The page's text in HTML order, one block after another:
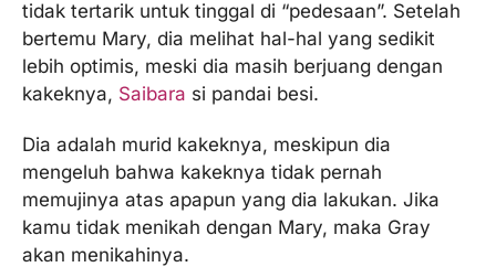
tidak tertarik untuk tinggal di “pedesaan”. Setelah
bertemu Mary, dia melihat hal-hal yang sedikit
lebih optimis, meski dia masih berjuang dengan
kakeknya, Saibara si pandai besi.
Dia adalah murid kakeknya, meskipun dia
mengeluh bahwa kakeknya tidak pernah
memujinya atas apapun yang dia lakukan. Jika
kamu tidak menikah dengan Mary, maka Gray
akan menikahinya.